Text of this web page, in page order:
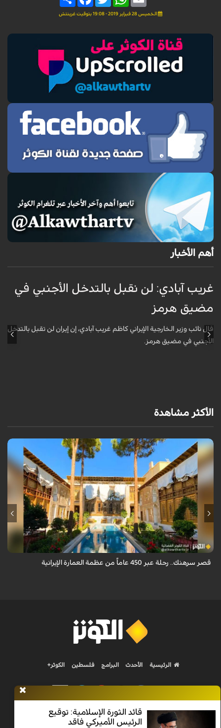
الخميس 28 فبراير 2019 - 19:08 بتوقيت غرينتش
أهم الأخبار
غريب آبادي: لن نقبل بالتدخل الأجنبي في
مضيق هرمز
قال نائب وزير الخارجية الإيراني كاظم غريب آبادي، إن إيران لن تقبل بالتدخل
الأجنبي في مضيق هرمز.
الأكثر مشاهدة
يقع قصر سرهنك في أصفهان، الذي يمتد عمره إلى 450 عاماً، ليكون سرداً حياً
لأربعة عصور تاريخية وشاهداً على عبق العمارة الإيرانية.
قصر سرهنك.. رحلة عبر 450 عاماً من عظمة العمارة الإيرانية
قائد الثورة الإسلامية: توقيع
الرئيس الأميركي فاقد
الرئيسية الأحدث البرامج فلسطين الكوثر+